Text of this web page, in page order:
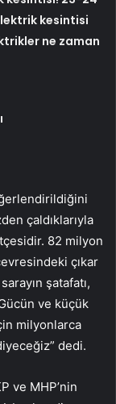
kesintisi
ne zaman
çaldıklarıyla
82 milyon
çıkar
şatafatı,
ve küçük
milyonlarca
dedi.
ve MHP’nin